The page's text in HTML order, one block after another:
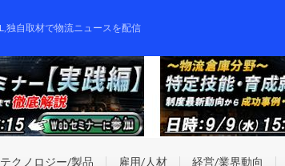
独自取材で物流ニュースを配信
テクノロジー/製品 雇用/人材 経営/業界動向